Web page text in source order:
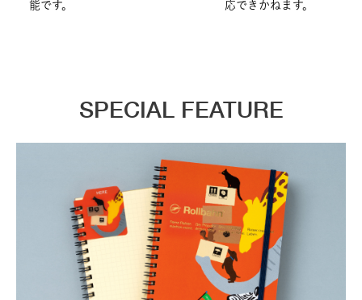
能です。 応できかねます。
SPECIAL FEATURE